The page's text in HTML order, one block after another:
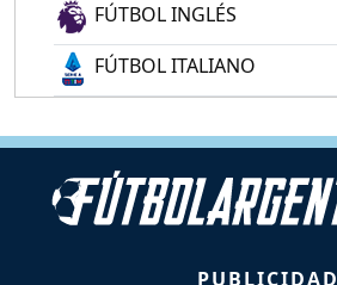
FÚTBOL INGLÉS
FÚTBOL ITALIANO
PUBLICIDAD